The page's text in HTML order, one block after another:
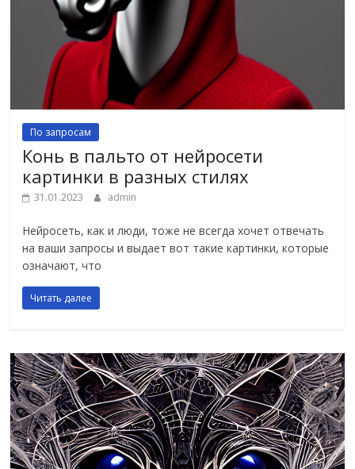
По запросам
Конь в пальто от нейросети
картинки в разных стилях
31.01.2023 admin
Нейросеть, как и люди, тоже не всегда хочет отвечать
на ваши запросы и выдает вот такие картинки, которые
означают, что
Читать далее